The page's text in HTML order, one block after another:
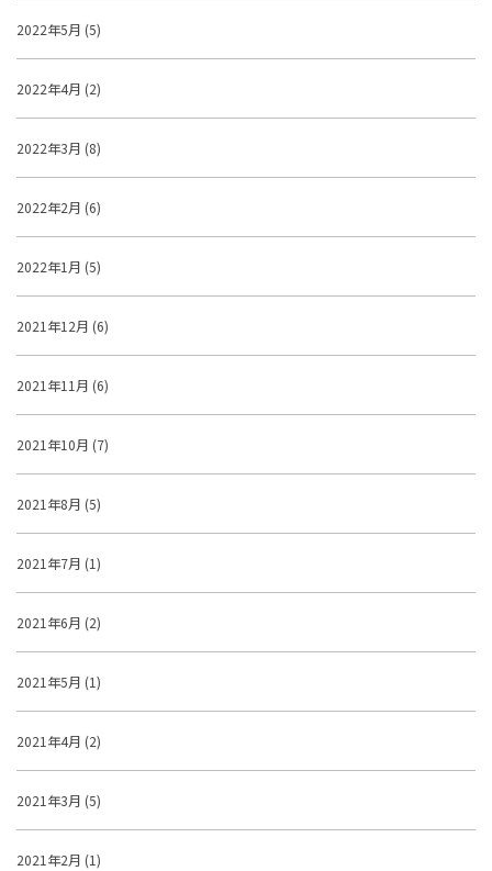
2022年5月 (5)
2022年4月 (2)
2022年3月 (8)
2022年2月 (6)
2022年1月 (5)
2021年12月 (6)
2021年11月 (6)
2021年10月 (7)
2021年8月 (5)
2021年7月 (1)
2021年6月 (2)
2021年5月 (1)
2021年4月 (2)
2021年3月 (5)
2021年2月 (1)